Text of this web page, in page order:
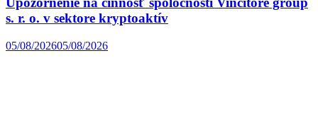
s. r. o. v sektore kryptoaktív
05/08/202605/08/2026